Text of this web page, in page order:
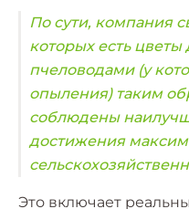
По сути, компания
которых есть
пчеловодами (у
опыления) таким
соблюдены
достижения
Это включает